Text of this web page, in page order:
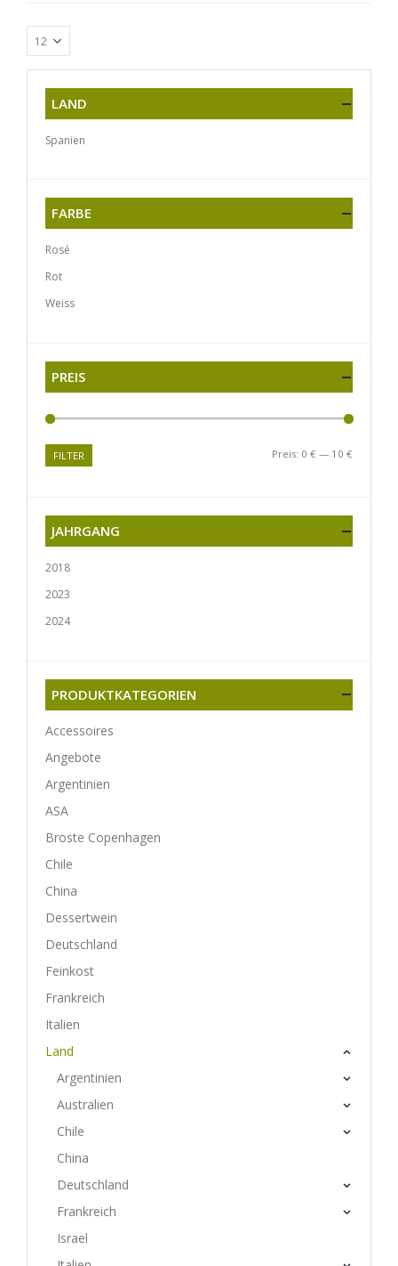
LAND
Spanien
FARBE
Rosé
Rot
Weiss
PREIS
FILTER Preis: 0 € — 10 €
JAHRGANG
2018
2023
2024
PRODUKTKATEGORIEN
Accessoires
Angebote
Argentinien
ASA
Broste Copenhagen
Chile
China
Dessertwein
Deutschland
Feinkost
Frankreich
Italien
Land
Argentinien
Australien
Chile
China
Deutschland
Frankreich
Israel